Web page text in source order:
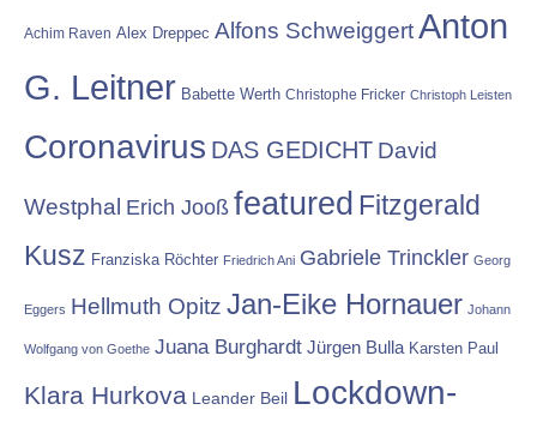
Achim Raven Alex Dreppec Alfons Schweiggert Anton
G. Leitner Babette Werth Christophe Fricker Christoph Leisten
Coronavirus DAS GEDICHT David
Westphal Erich Jooß featured Fitzgerald
Kusz Franziska Röchter Friedrich Ani Gabriele Trinckler Georg
Eggers Hellmuth Opitz Jan-Eike Hornauer Johann
Wolfgang von Goethe Juana Burghardt Jürgen Bulla Karsten Paul
Klara Hurkova Leander Beil Lockdown-